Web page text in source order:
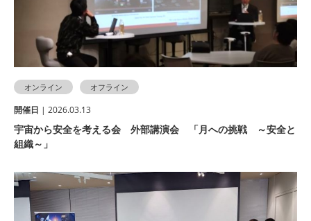
オンライン オフライン
開催⽇ | 2026.03.13
宇宙から安全を考える会 外部講演会 「月への挑戦 ～安全と
組織～」